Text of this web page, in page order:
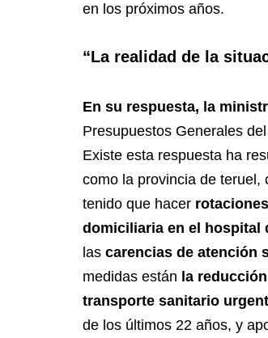
en los próximos años.
“La realidad de la
En su respuesta, la
Presupuestos Generales
Existe esta respuesta ha
como la provincia de teruel,
tenido que hacer
domiciliaria en el hospital
las carencias de atención
medidas están la
transporte sanitario
de los últimos 22 años, y